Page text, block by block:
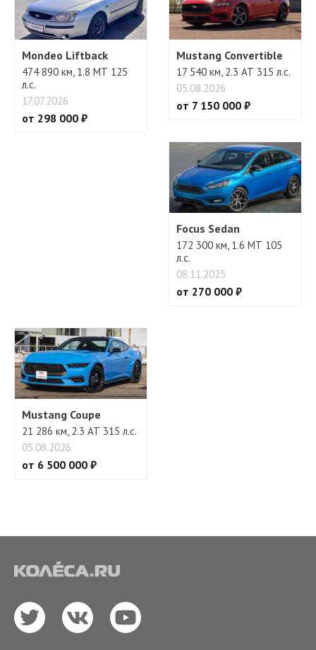
Mondeo Liftback
474 890 км, 1.8 МТ 125
л.с.
17.07.2026
от 298 000 ₽
Mustang Convertible
17 540 км, 2.3 АТ 315 л.с.
05.08.2026
от 7 150 000 ₽
Focus Sedan
172 300 км, 1.6 МТ 105
л.с.
08.11.2025
от 270 000 ₽
Mustang Coupe
21 286 км, 2.3 АТ 315 л.с.
05.08.2026
от 6 500 000 ₽